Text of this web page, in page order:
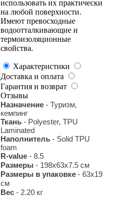
использовать их практически
на любой поверхности.
Имеют превосходные
водоотталкивающие и
термоизоляционные
свойства.
Характеристики
Доставка и оплата
Гарантия и возврат
Отзывы
Назначение - Туризм,
кемпинг
Ткань - Polyester, TPU
Laminated
Наполнитель - Solid TPU
foam
R-value - 8.5
Размеры - 198х63х7.5 см
Размеры в упаковке - 63х19
см
Вес - 2.20 кг